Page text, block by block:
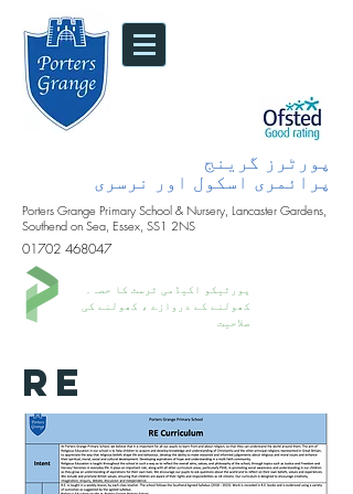
پورٹرز گرینج
پرائمری اسکول اور نرسری
Porters Grange Primary School & Nursery, Lancaster Gardens,
Southend on Sea, Essex, SS1 2NS
01702 468047
پورٹیکو اکیڈمی ٹرسٹ کا حصہ۔
کھولنے کے دروازے ، کھولنے کی
صلاحیت
RE